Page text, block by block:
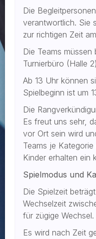
Die
verantwortlich. Sie
zur richtigen Zeit
Die Teams müssen
Turnierbüro (Halle
Ab 13 Uhr können
Spielbeginn ist um
Die
Es freut uns sehr,
vor Ort sein wird
Teams je
Kinder erhalten ein
Spielmodus und
Die Spielzeit
Wechselzeit
für zügige Wechsel.
Es wird nach Zeit